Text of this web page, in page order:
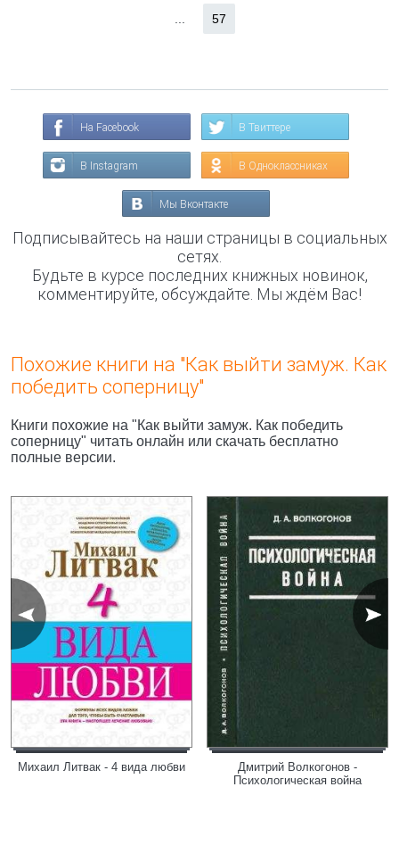
57
На Facebook В Твиттере
В Instagram В Одноклассниках
Мы Вконтакте
Подписывайтесь на наши страницы в социальных
сетях.
Будьте в курсе последних книжных новинок,
комментируйте, обсуждайте. Мы ждём Вас!
Похожие книги на "Как выйти замуж. Как
победить соперницу"
Книги похожие на "Как выйти замуж. Как победить
соперницу" читать онлайн или скачать бесплатно
полные версии.
Михаил Литвак - 4 вида любви
Дмитрий Волкогонов -
Психологическая война